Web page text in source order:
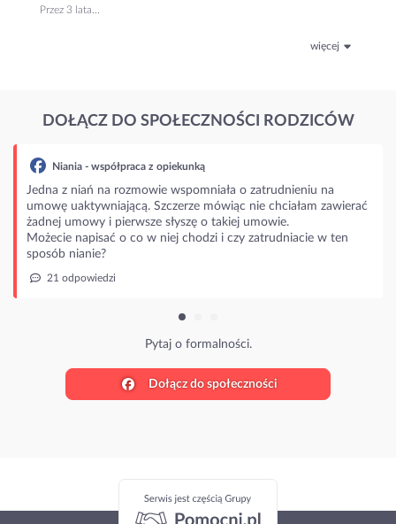
Przez 3 lata...
więcej
DOŁĄCZ DO SPOŁECZNOŚCI RODZICÓW
Niania - współpraca z opiekunką
z niań na rozmowie wspomniała o zatrudnieniu na
uaktywniającą. Szczerze mówiąc nie chciałam zawierać
umowy i pierwsze słyszę o takiej umowie.
napisać o co w niej chodzi i czy zatrudniacie w ten
nianie?
odpowiedzi
Pytaj o formalności.
Dołącz do społeczności